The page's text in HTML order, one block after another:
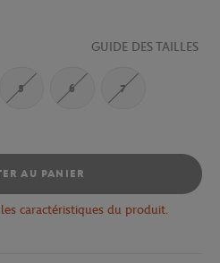
GUIDE DES TAILLES
5 6 7
AU PANIER
caractéristiques du produit.